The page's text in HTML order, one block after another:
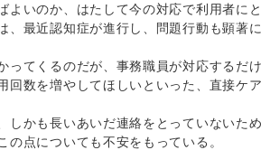
いのか、はたして今の対応で利用者に
最近認知症が進行し、問題行動も顕著
てくるのだが、事務職員が対応するだ
回数を増やしてほしいといった、直接ケ
かも長いあいだ連絡をとっていないた
点についても不安をもっている。